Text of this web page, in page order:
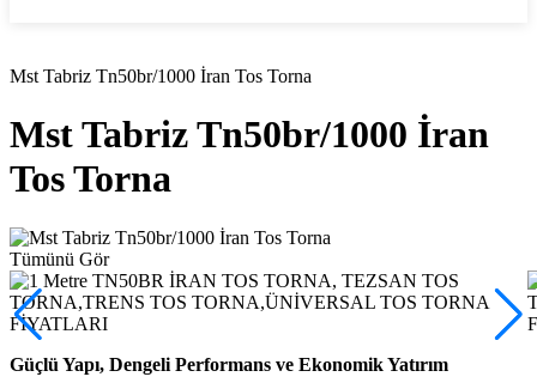
Mst Tabriz Tn50br/1000 İran Tos Torna
Mst Tabriz Tn50br/1000 İran
Tos Torna
Tümünü Gör
Güçlü Yapı, Dengeli Performans ve Ekonomik Yatırım